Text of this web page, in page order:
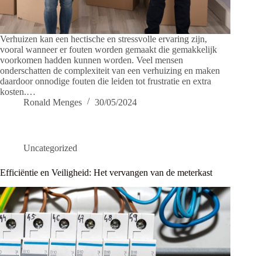
Verhuizen kan een hectische en stressvolle ervaring zijn,
vooral wanneer er fouten worden gemaakt die gemakkelijk
voorkomen hadden kunnen worden. Veel mensen
onderschatten de complexiteit van een verhuizing en maken
daardoor onnodige fouten die leiden tot frustratie en extra
kosten.…
Ronald Menges
30/05/2024
Uncategorized
Efficiëntie en Veiligheid: Het vervangen van de meterkast